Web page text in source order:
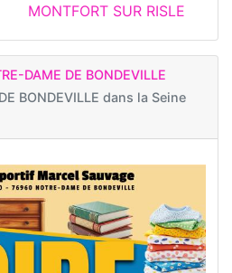
MONTFORT SUR RISLE
DAME DE BONDEVILLE
BONDEVILLE dans la Seine